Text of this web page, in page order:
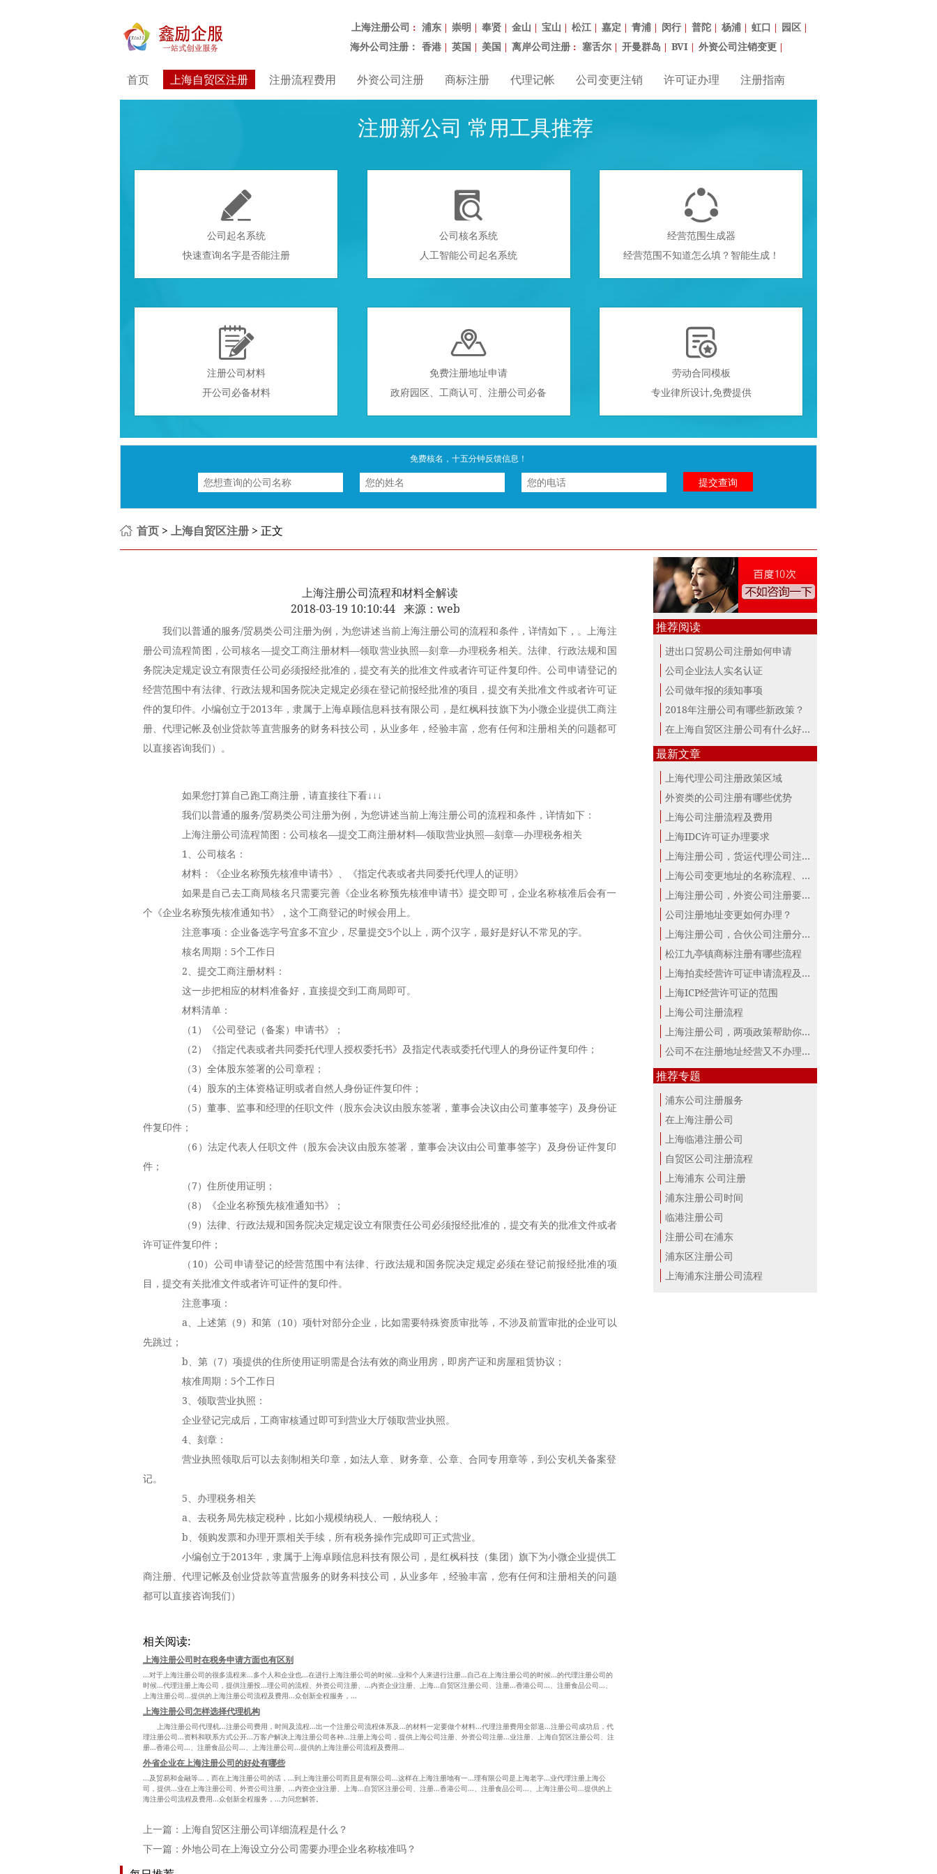
上海注册公司 ： 浦东 | 崇明 | 奉贤 | 金山 | 宝山 | 松江 | 嘉定 | 青浦 | 闵行 | 普陀 | 杨浦 | 虹口 | 园区 |
海外公司注册： 香港 | 英国 | 美国 | 离岸公司注册 ： 塞舌尔 | 开曼群岛 | BVI | 外资公司注销变更 |
首页 上海自贸区注册 注册流程费用 外资公司注册 商标注册 代理记帐 公司变更注销 许可证办理 注册指南
注册新公司 常用工具推荐

公司起名系统
快速查询名字是否能注册

公司核名系统
人工智能公司起名系统

经营范围生成器
经营范围不知道怎么填？智能生成！

注册公司材料
开公司必备材料

免费注册地址申请
政府园区、工商认可、注册公司必备

劳动合同模板
专业律所设计,免费提供
免费核名，十五分钟反馈信息！
首页 > 上海自贸区注册 > 正文
上海注册公司流程和材料全解读
2018-03-19 10:10:44 来源：web
我们以普通的服务/贸易类公司注册为例，为您讲述当前上海注册公司的流程和条件，详情如下，。上海注
册公司流程简图，公司核名—提交工商注册材料—领取营业执照—刻章—办理税务相关。法律、行政法规和国
务院决定规定设立有限责任公司必须报经批准的，提交有关的批准文件或者许可证件复印件。公司申请登记的
经营范围中有法律、行政法规和国务院决定规定必须在登记前报经批准的项目，提交有关批准文件或者许可证
件的复印件。小编创立于2013年，隶属于上海卓顾信息科技有限公司，是红枫科技旗下为小微企业提供工商注
册、代理记帐及创业贷款等直营服务的财务科技公司，从业多年，经验丰富，您有任何和注册相关的问题都可
以直接咨询我们）。
如果您打算自己跑工商注册，请直接往下看↓↓↓
我们以普通的服务/贸易类公司注册为例，为您讲述当前上海注册公司的流程和条件，详情如下：
上海注册公司流程简图：公司核名—提交工商注册材料—领取营业执照—刻章—办理税务相关
1、公司核名：
材料：《企业名称预先核准申请书》、《指定代表或者共同委托代理人的证明》
如果是自己去工商局核名只需要完善《企业名称预先核准申请书》提交即可，企业名称核准后会有一
个《企业名称预先核准通知书》，这个工商登记的时候会用上。
注意事项：企业备选字号宜多不宜少，尽量提交5个以上，两个汉字，最好是好认不常见的字。
核名周期：5个工作日
2、提交工商注册材料：
这一步把相应的材料准备好，直接提交到工商局即可。
材料清单：
（1）《公司登记（备案）申请书》；
（2）《指定代表或者共同委托代理人授权委托书》及指定代表或委托代理人的身份证件复印件；
（3）全体股东签署的公司章程；
（4）股东的主体资格证明或者自然人身份证件复印件；
（5）董事、监事和经理的任职文件（股东会决议由股东签署，董事会决议由公司董事签字）及身份证
件复印件；
（6）法定代表人任职文件（股东会决议由股东签署，董事会决议由公司董事签字）及身份证件复印
件；
（7）住所使用证明；
（8）《企业名称预先核准通知书》；
（9）法律、行政法规和国务院决定规定设立有限责任公司必须报经批准的，提交有关的批准文件或者
许可证件复印件；
（10）公司申请登记的经营范围中有法律、行政法规和国务院决定规定必须在登记前报经批准的项
目，提交有关批准文件或者许可证件的复印件。
注意事项：
a、上述第（9）和第（10）项针对部分企业，比如需要特殊资质审批等，不涉及前置审批的企业可以
先跳过；
b、第（7）项提供的住所使用证明需是合法有效的商业用房，即房产证和房屋租赁协议；
核准周期：5个工作日
3、领取营业执照：
企业登记完成后，工商审核通过即可到营业大厅领取营业执照。
4、刻章：
营业执照领取后可以去刻制相关印章，如法人章、财务章、公章、合同专用章等，到公安机关备案登
记。
5、办理税务相关
a、去税务局先核定税种，比如小规模纳税人、一般纳税人；
b、领购发票和办理开票相关手续，所有税务操作完成即可正式营业。
小编创立于2013年，隶属于上海卓顾信息科技有限公司，是红枫科技（集团）旗下为小微企业提供工
商注册、代理记帐及创业贷款等直营服务的财务科技公司，从业多年，经验丰富，您有任何和注册相关的问题
都可以直接咨询我们）
相关阅读:
上海注册公司时在税务申请方面也有区别
...对于上海注册公司的很多流程来...多个人和企业也...在进行上海注册公司的时候...业和个人来进行注册...自己在上海注册公司的时候...的代理注册公司的
时候...代理注册上海公司，提供注册投...理公司的流程、外资公司注册、...内资企业注册、上海...自贸区注册公司、注册...香港公司...、注册食品公司...、
上海注册公司...提供的上海注册公司流程及费用...众创新全程服务，...
上海注册公司怎样选择代理机构
上海注册公司代理机...注册公司费用，时间及流程...出一个注册公司流程体系及...的材料一定要做个材料...代理注册费用全部退...注册公司成功后，代
理注册公司...资料和联系方式公开...万客户解决上海注册公司各种...注册上海公司，提供上海公司注册、外资公司注册...业注册、上海自贸区注册公司、注
册...香港公司...、注册食品公司...、上海注册公司...提供的上海注册公司流程及费用...
外省企业在上海注册公司的好处有哪些
...及贸易和金融等...，而在上海注册公司的话，...到上海注册公司而且是有限公司...这样在上海注册地有一...理有限公司是上海老字...业代理注册上海公
司，提供...业在上海注册公司、外资公司注册、...内资企业注册、上海...自贸区注册公司、注册...香港公司...、注册食品公司...、上海注册公司...提供的上
海注册公司流程及费用...众创新全程服务，...力问您解答。
上一篇： 上海自贸区注册公司详细流程是什么？
下一篇： 外地公司在上海设立分公司需要办理企业名称核准吗？
推荐阅读
进出口贸易公司注册如何申请
公司企业法人实名认证
公司做年报的须知事项
2018年注册公司有哪些新政策？
在上海自贸区注册公司有什么好处？
最新文章
上海代理公司注册政策区域
外资类的公司注册有哪些优势
上海公司注册流程及费用
上海IDC许可证办理要求
上海注册公司，货运代理公司注册条件！
上海公司变更地址的名称流程、材料、...
上海注册公司，外资公司注册要点！
公司注册地址变更如何办理？
上海注册公司，合伙公司注册分析！
松江九亭镇商标注册有哪些流程
上海拍卖经营许可证申请流程及材料
上海ICP经营许可证的范围
上海公司注册流程
上海注册公司，两项政策帮助你最大。
公司不在注册地址经营又不办理变更，...
推荐专题
浦东公司注册服务
在上海注册公司
上海临港注册公司
自贸区公司注册流程
上海浦东 公司注册
浦东注册公司时间
临港注册公司
注册公司在浦东
浦东区注册公司
上海浦东注册公司流程